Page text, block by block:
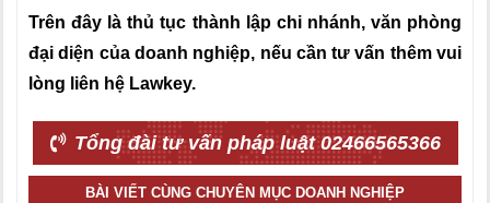
Trên đây là thủ tục thành lập chi nhánh, văn phòng
đại diện của doanh nghiệp, nếu cần tư vấn thêm vui
lòng liên hệ Lawkey.
Tổng đài tư vấn pháp luật 02466565366
BÀI VIẾT CÙNG CHUYÊN MỤC DOANH NGHIỆP